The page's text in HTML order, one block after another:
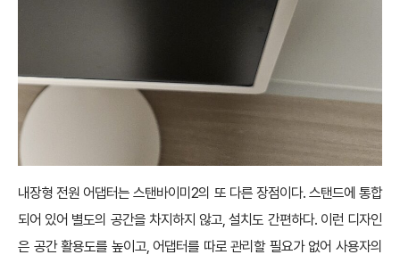
내장형 전원 어댑터는 스탠바이미2의 또 다른 장점이다. 스탠드에 통합
되어 있어 별도의 공간을 차지하지 않고, 설치도 간편하다. 이런 디자인
은 공간 활용도를 높이고, 어댑터를 따로 관리할 필요가 없어 사용자의